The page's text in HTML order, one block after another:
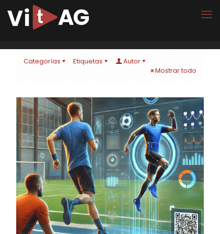
Categorías Etiquetas
Autor
Mostrar todo